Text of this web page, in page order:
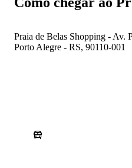
Praia de Belas Shopping - Av.
Porto Alegre - RS, 90110-001